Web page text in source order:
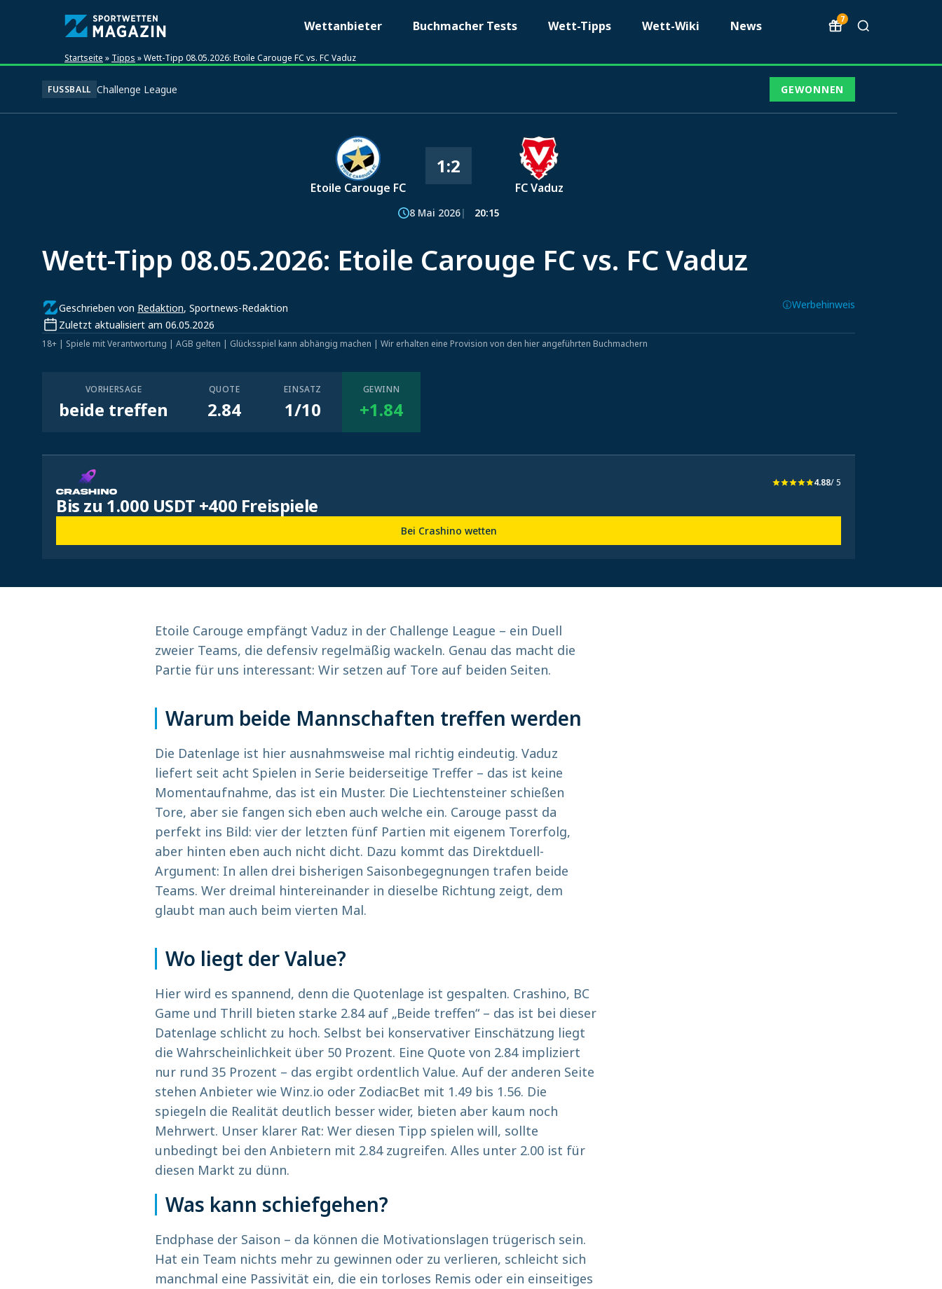
Wettanbieter Buchmacher Tests Wett-Tipps Wett-Wiki News 7
Startseite » Tipps »Wett-Tipp 08.05.2026: Etoile Carouge FC vs. FC Vaduz
FUSSBALL Challenge League GEWONNEN
Etoile Carouge FC
1:2
FC Vaduz
8 Mai 2026 20:15
Wett-Tipp 08.05.2026: Etoile Carouge FC vs. FC Vaduz
Geschrieben von Redaktion, Sportnews-Redaktion
Zuletzt aktualisiert am 06.05.2026
Werbehinweis
18+ | Spiele mit Verantwortung | AGB gelten | Glücksspiel kann abhängig machen | Wir erhalten eine Provision von den hier angeführten Buchmachern
VORHERSAGE
beide treffen
QUOTE
2.84
EINSATZ
1/10
GEWINN
+1.84
4.88/ 5
Bis zu 1.000 USDT +400 Freispiele
Bei Crashino wetten
Etoile Carouge empfängt Vaduz in der Challenge League – ein Duell
zweier Teams, die defensiv regelmäßig wackeln. Genau das macht die
Partie für uns interessant: Wir setzen auf Tore auf beiden Seiten.
Warum beide Mannschaften treffen werden
Die Datenlage ist hier ausnahmsweise mal richtig eindeutig. Vaduz
liefert seit acht Spielen in Serie beiderseitige Treffer – das ist keine
Momentaufnahme, das ist ein Muster. Die Liechtensteiner schießen
Tore, aber sie fangen sich eben auch welche ein. Carouge passt da
perfekt ins Bild: vier der letzten fünf Partien mit eigenem Torerfolg,
aber hinten eben auch nicht dicht. Dazu kommt das Direktduell-
Argument: In allen drei bisherigen Saisonbegegnungen trafen beide
Teams. Wer dreimal hintereinander in dieselbe Richtung zeigt, dem
glaubt man auch beim vierten Mal.
Wo liegt der Value?
Hier wird es spannend, denn die Quotenlage ist gespalten. Crashino, BC
Game und Thrill bieten starke 2.84 auf „Beide treffen“ – das ist bei dieser
Datenlage schlicht zu hoch. Selbst bei konservativer Einschätzung liegt
die Wahrscheinlichkeit über 50 Prozent. Eine Quote von 2.84 impliziert
nur rund 35 Prozent – das ergibt ordentlich Value. Auf der anderen Seite
stehen Anbieter wie Winz.io oder ZodiacBet mit 1.49 bis 1.56. Die
spiegeln die Realität deutlich besser wider, bieten aber kaum noch
Mehrwert. Unser klarer Rat: Wer diesen Tipp spielen will, sollte
unbedingt bei den Anbietern mit 2.84 zugreifen. Alles unter 2.00 ist für
diesen Markt zu dünn.
Was kann schiefgehen?
Endphase der Saison – da können die Motivationslagen trügerisch sein.
Hat ein Team nichts mehr zu gewinnen oder zu verlieren, schleicht sich
manchmal eine Passivität ein, die ein torloses Remis oder ein einseitiges